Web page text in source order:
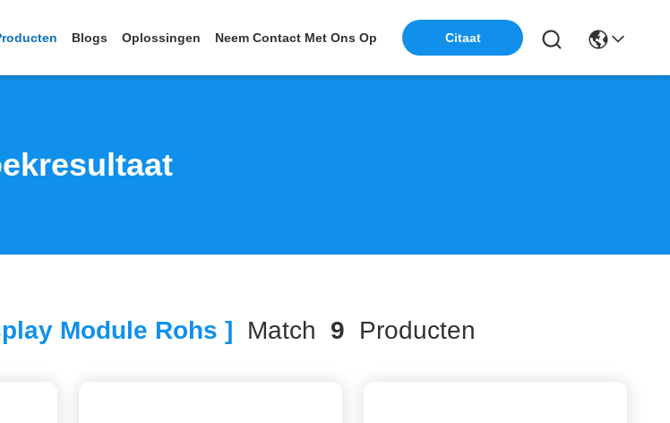
Blogs Oplossingen Neem Contact Met Ons Op Citaat
Module Rohs ] Match 9 Producten